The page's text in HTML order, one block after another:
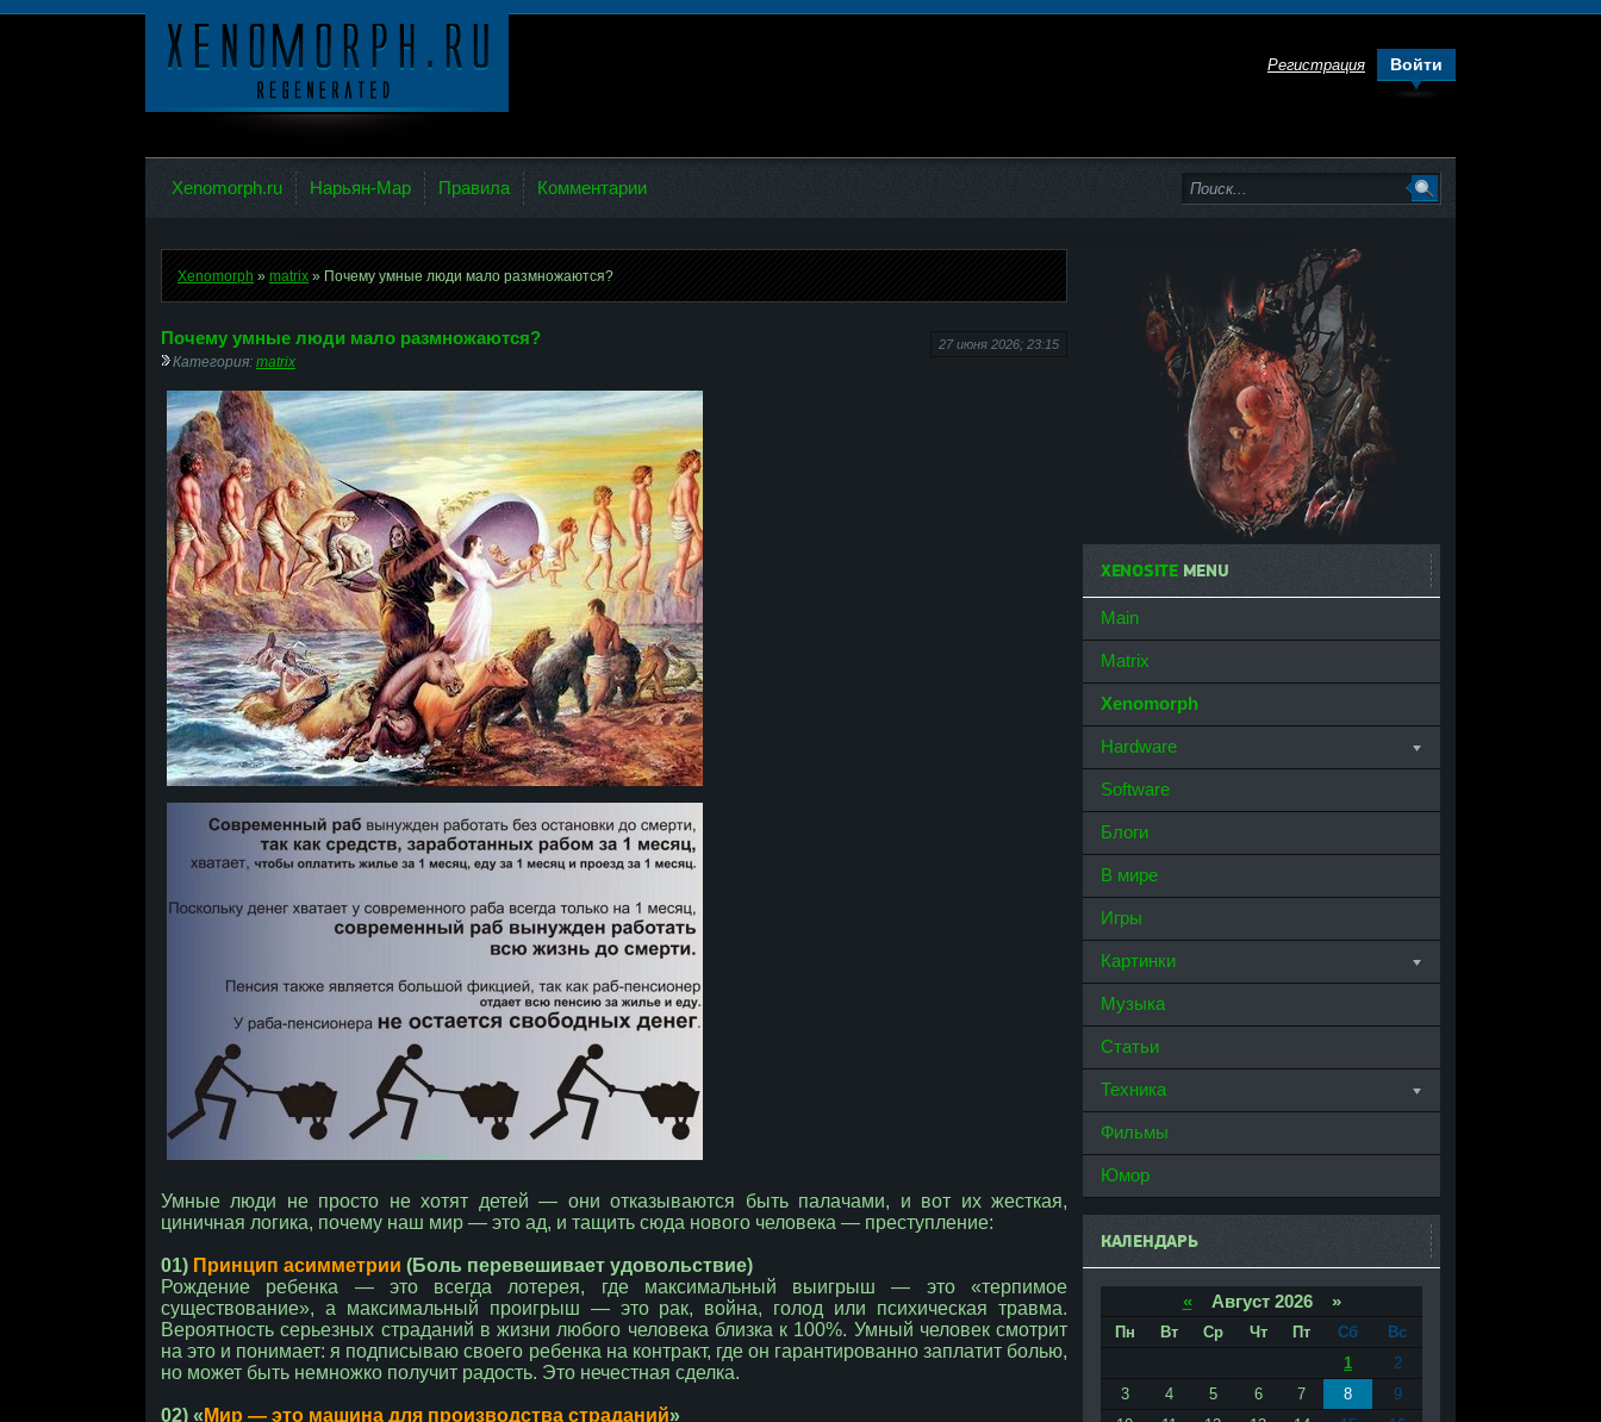
Регистрация Войти
Xenomorph.ru Нарьян-Мар Правила Комментарии
Xenomorph » matrix » Почему умные люди мало размножаются?
27 июня 2026; 23:15
Почему умные люди мало размножаются?
Категория: matrix
Умные люди не просто не хотят детей — они отказываются быть палачами, и вот их жесткая,
циничная логика, почему наш мир — это ад, и тащить сюда нового человека — преступление:
01) Принцип асимметрии (Боль перевешивает удовольствие)
Рождение ребенка — это всегда лотерея, где максимальный выигрыш — это «терпимое
существование», а максимальный проигрыш — это рак, война, голод или психическая травма.
Вероятность серьезных страданий в жизни любого человека близка к 100%. Умный человек смотрит
на это и понимает: я подписываю своего ребенка на контракт, где он гарантированно заплатит болью,
но может быть немножко получит радость. Это нечестная сделка.
02) « Мир — это машина для производства страданий»
XENOSITEMENU
Main
Matrix
Xenomorph
Hardware
Software
Блоги
В мире
Игры
Картинки
Музыка
Статьи
Техника
Фильмы
Юмор
КАЛЕНДАРЬ
«Август 2026 »
Пн Вт Ср Чт Пт Сб
Вс
1
2
3
4 5 6 7 8
9